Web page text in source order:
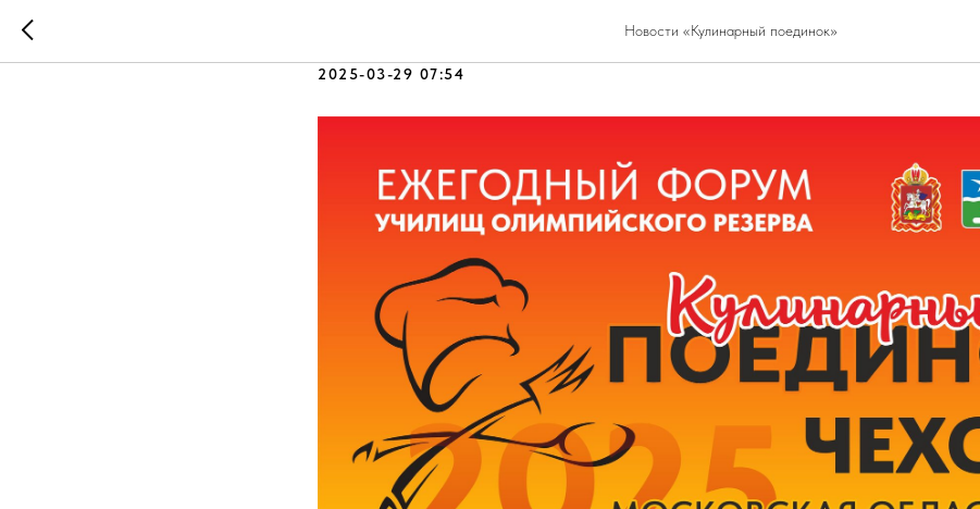
Новости «Кулинарный поединок»
Готовимся к встрече гостей!
2025-03-29 07:54